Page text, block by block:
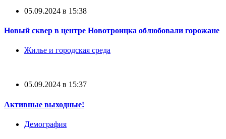
05.09.2024 в 15:38
Новый сквер в центре Новотроицка облюбовали горожане
Жилье и городская среда
05.09.2024 в 15:37
Активные выходные!
Демография